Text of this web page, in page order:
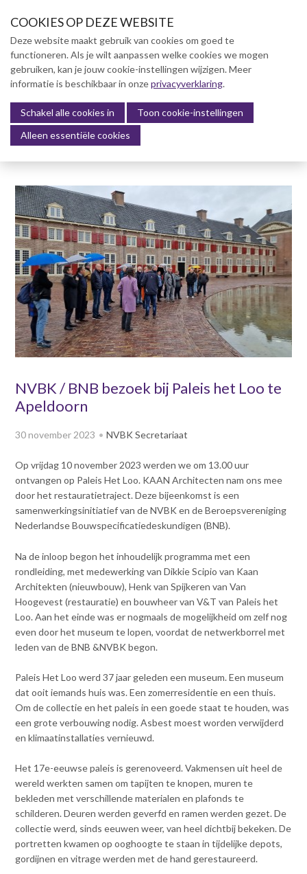
J
u
m
p
t
o
n
a
v
i
g
o
J
m
p
t
o
m
i
n
c
o
n
t
e
t
Menu
NVBK / BNB bezoek bij Paleis het Loo te
Apeldoorn
30 november 2023 NVBK Secretariaat
Op vrijdag 10 november 2023 werden we om 13.00 uur
ontvangen op Paleis Het Loo. KAAN Architecten nam ons mee
door het restauratietraject. Deze bijeenkomst is een
samenwerkingsinitiatief van de NVBK en de Beroepsvereniging
Nederlandse Bouwspecificatiedeskundigen (BNB).
Na de inloop begon het inhoudelijk programma met een
rondleiding, met medewerking van Dikkie Scipio van Kaan
Architekten (nieuwbouw), Henk van Spijkeren van Van
Hoogevest (restauratie) en bouwheer van V&T van Paleis het
Loo. Aan het einde was er nogmaals de mogelijkheid om zelf nog
even door het museum te lopen, voordat de netwerkborrel met
leden van de BNB &NVBK begon.
Paleis Het Loo werd 37 jaar geleden een museum. Een museum
dat ooit iemands huis was. Een zomerresidentie en een thuis.
Om de collectie en het paleis in een goede staat te houden, was
een grote verbouwing nodig. Asbest moest worden verwijderd
en klimaatinstallaties vernieuwd.
Het 17e-eeuwse paleis is gerenoveerd. Vakmensen uit heel de
wereld werkten samen om tapijten te knopen, muren te
bekleden met verschillende materialen en plafonds te
schilderen. Deuren werden geverfd en ramen werden gezet. De
collectie werd, sinds eeuwen weer, van heel dichtbij bekeken. De
portretten kwamen op ooghoogte te staan in tijdelijke depots,
gordijnen en vitrage werden met de hand gerestaureerd.
Over NVBK
NVBK Leden
Lidmaatschap
Kennisbank
Dag van de Bouwkosten 2025
Magazine
Kostenmanagement Bouw &
Infra (KM)
ABK-model 2023
Boek Levensduurkosten –
Slim investeren, lang
profiteren
Dag van de
Bouwkostendeskundige 2024
Dag van de
november 2023
Publicatiereeks
Nieuwsbrieven
Nieuwsarchief
Artikelen
Columns Bernd Karstenberg
Opleiding & Carrière
Actualiteit
Contact
Contact
Zoek
Inloggen
COOKIES OP DEZE WEBSITE
Deze website maakt gebruik van cookies om goed te
functioneren. Als je wilt aanpassen welke cookies we mogen
gebruiken, kan je jouw cookie-instellingen wijzigen. Meer
informatie is beschikbaar in onzeprivacyverklaring.
Schakel alle cookies in
Toon cookie-instellingen
Alleen essentiële cookies